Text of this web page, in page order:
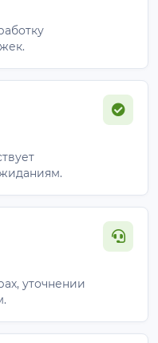
уточнении